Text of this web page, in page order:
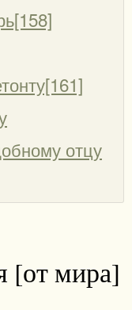
отцу
[от мира]